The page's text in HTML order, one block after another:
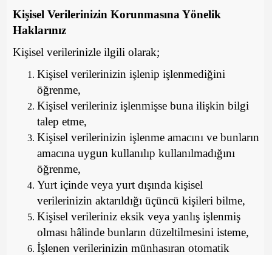
Kişisel Verilerinizin Korunmasına Yönelik
Haklarınız
Kişisel verilerinizle ilgili olarak;
Kişisel verilerinizin işlenip işlenmediğini
öğrenme,
Kişisel verileriniz işlenmişse buna ilişkin bilgi
talep etme,
Kişisel verilerinizin işlenme amacını ve bunların
amacına uygun kullanılıp kullanılmadığını
öğrenme,
Yurt içinde veya yurt dışında kişisel
verilerinizin aktarıldığı üçüncü kişileri bilme,
Kişisel verileriniz eksik veya yanlış işlenmiş
olması hâlinde bunların düzeltilmesini isteme,
İşlenen verilerinizin münhasıran otomatik